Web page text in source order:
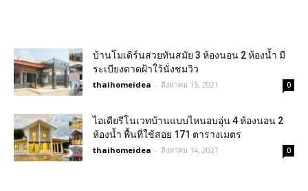
บ้านโมเดิร์นสวยทันสมัย 3 ห้องนอน 2 ห้องน้ำ มี
ระเบียงดาดฝ้าใว้นั่งชมวิว
thaihomeidea - สิงหาคม 15, 2021 0
ไอเดียรีโนเวทบ้านแบบไหนอบอุ่น 4 ห้องนอน 2
ห้องน้ำ พื้นที่ใช้สอย 171 ตารางเมตร
thaihomeidea - สิงหาคม 14, 2021 0